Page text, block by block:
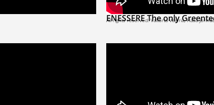
ENESSERE The only
All rights reserved: Valtorta Valeria, Hasa